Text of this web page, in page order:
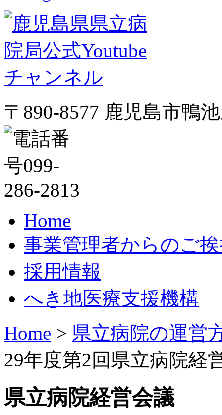
〒890-8577 鹿児島市鴨
Home
事業管理者からのご
採用情報
へき地医療支援機構
Home > 県立病院の運営
29年度第2回県立病院経
県立病院経営会議